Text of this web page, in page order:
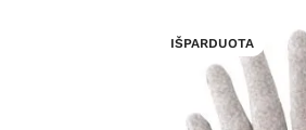
IŠPARDUOTA